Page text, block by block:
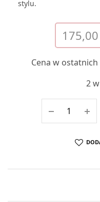
stylu.
175,00
Cena w ostatnich
2